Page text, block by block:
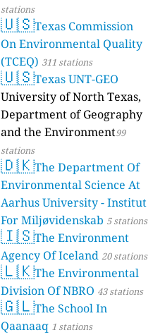
stations
🇺🇸Texas Commission
On Environmental Quality
(TCEQ) 311 stations
🇺🇸Texas UNT-GEO
University of North Texas,
Department of Geography
and the Environment99
stations
🇩🇰The Department Of
Environmental Science At
Aarhus University - Institut
For Miljøvidenskab 5 stations
🇮🇸The Environment
Agency Of Iceland 20 stations
🇱🇰The Environmental
Division Of NBRO 43 stations
🇬🇱The School In
Qaanaaq 1 stations